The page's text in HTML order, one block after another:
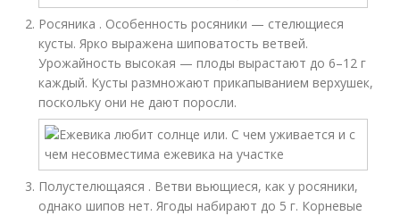
Росяника . Особенность росяники — стелющиеся
кусты. Ярко выражена шиповатость ветвей.
Урожайность высокая — плоды вырастают до 6–12 г
каждый. Кусты размножают прикапыванием верхушек,
поскольку они не дают поросли.
Полустелющаяся . Ветви вьющиеся, как у росяники,
однако шипов нет. Ягоды набирают до 5 г. Корневые